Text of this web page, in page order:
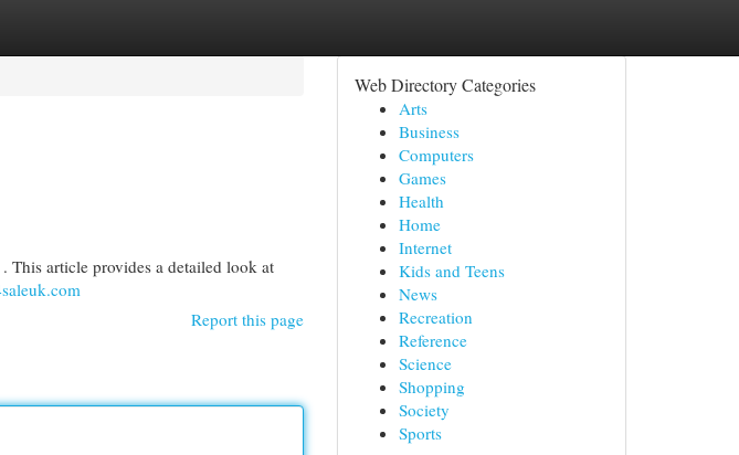
This article provides a detailed look at
Report this page
Web Directory Categories
Arts
Business
Computers
Games
Health
Home
Internet
Kids and Teens
News
Recreation
Reference
Science
Shopping
Society
Sports